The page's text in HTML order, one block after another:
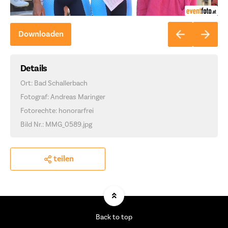
Downloaden
Details
Ort: Bad Schallerbach
Fotograf: Andreas Maringer
Fotorechte: honorarfrei
Bild Nr.: MMG_0589.jpg
teilen
Back to top